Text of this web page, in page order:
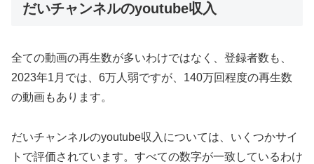
だいチャンネルのyoutube収入
全ての動画の再生数が多いわけではなく、登録者数も、
2023年1月では、6万人弱ですが、140万回程度の再生数
の動画もあります。
だいチャンネルのyoutube収入については、いくつかサイ
トで評価されています。すべての数字が一致しているわけ